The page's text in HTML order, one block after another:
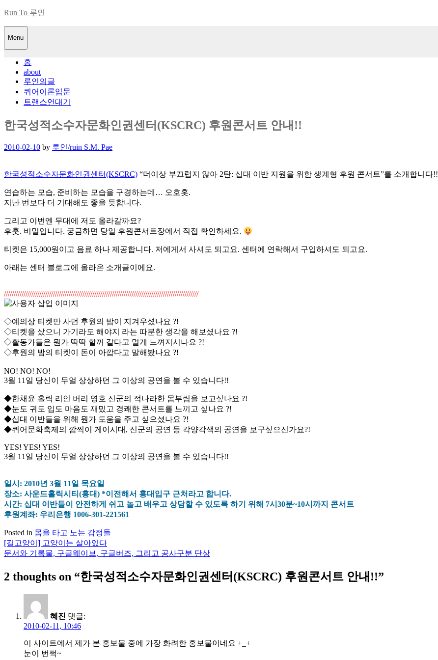
Skip
content
Run To 루인
Menu
홈
about
루인의글
퀴어이론입문
트랜스연대기
한국성적소수자문화인권센터(KSCRC) 후원콘서트 안내!!
Posted
2010-02-10 by 루인/ruin S.M. Pae
한국성적소수자문화인권센터(KSCRC) “더이상 부끄럽지 않아 2탄: 십대 이반 지원을 위한 생계형 후원 콘서트”를 소개합니다!!
연습하는 모습, 준비하는 모습을 구경하는데… 오호홋.
지난 번보다 더 기대해도 좋을 듯합니다.
그리고 이번엔 무대에 저도 올라갈까요?
후훗. 비밀입니다. 궁금하면 당일 후원콘서트장에서 직접 확인하세요.
티켓은 15,000원이고 음료 하나 제공합니다. 저에게서 사셔도 되고요. 센터에 연락해서 구입하셔도 되고요.
아래는 센터 블로그에 올라온 소개글이에요.
///////////////////////////////////////////////////////////////////////////////////////////////////
◇예의상 티켓만 사던 후원의 밤이 지겨우셨나요 ?!
◇티켓을 샀으니 가기라도 해야지 라는 따분한 생각을 해보셨나요 ?!
◇활동가들은 뭔가 딱딱 할꺼 같다고 멀게 느껴지시나요 ?!
◇후원의 밤의 티켓이 돈이 아깝다고 말해봤나요 ?!
NO! NO! NO!
3월 11일 당신이 무얼 상상하던 그 이상의 공연을 볼 수 있습니다!!
◆한채윤 홀릭 리인 버리 영호 신군의 적나라한 몸부림을 보고싶나요 ?!
◆눈도 귀도 입도 마음도 재밌고 경쾌한 콘서트를 느끼고 싶나요 ?!
◆십대 이반들을 위해 뭔가 도움을 주고 싶으셨나요 ?!
◆퀴어문화축제의 깜찍이 게이시대, 신군의 공연 등 각양각색의 공연을 보구싶으신가요?!
YES! YES! YES!
3월 11일 당신이 무얼 상상하던 그 이상의 공연을 볼 수 있습니다!!
일시: 2010년 3월 11일 목요일
장소: 사운드홀릭시티(홍대) *이전해서 홍대입구 근처라고 합니다.
시간: 십대 이반들이 안전하게 쉬고 놀고 배우고 상담할 수 있도록 하기 위해 7시30분~10시까지 콘서트
후원계좌: 우리은행 1006-301-221561
Posted in 몸을 타고 노는 감정들
글
색
[길고양이] 고양이는 살아있다
문서와 기록물, 구글웨이브, 구글버즈, 그리고 공사구분 단상
2 thoughts on “한국성적소수자문화인권센터(KSCRC) 후원콘서트 안내!!”
혜진 댓글:
2010-02-11, 10:46
이 사이트에서 제가 본 홍보물 중에 가장 화려한 홍보물이네요 +_+
눈이 번쩍~